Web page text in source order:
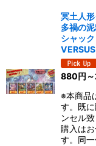
冥土人
多禍の
シャッ
880円
※本商品
す。既
ンセル
購入は
す。同